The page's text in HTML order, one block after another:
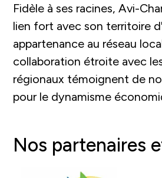
Fidèle à ses racines, Avi-
lien fort avec son territoire
appartenance au réseau
collaboration étroite avec
régionaux témoignent de
pour le dynamisme
Nos partenaires